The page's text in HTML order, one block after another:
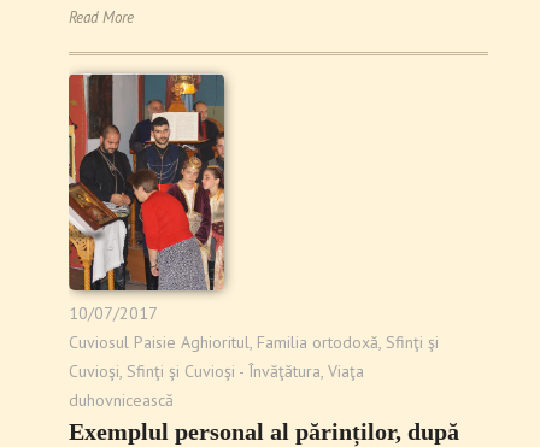
Read More
10/07/2017
Cuviosul Paisie Aghioritul, Familia ortodoxă, Sfinţi şi
Cuvioşi, Sfinţi şi Cuvioşi - Învăţătura, Viaţa
duhovnicească
Exemplul personal al părinților, după